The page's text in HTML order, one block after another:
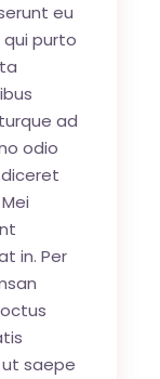
eu
qui purto
ad
odio
in. Per
saepe